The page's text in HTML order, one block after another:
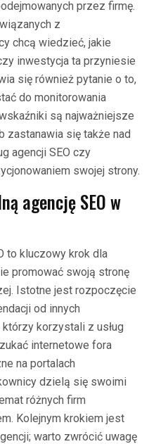
przez firmę.
z
chcą wiedzieć, jakie
inwestycja ta przyniesie
się również pytanie o to,
do monitorowania
są najważniejsze
zastanawia się także nad
agencji SEO czy
swojej strony.
agencję SEO w
to kluczowy krok dla
promować swoją stronę
Istotne jest rozpoczęcie
od innych
korzystali z usług
internetowe fora
na portalach
dzielą się swoimi
różnych firm
Kolejnym krokiem jest
warto zwrócić uwagę